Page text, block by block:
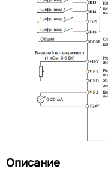
Описание